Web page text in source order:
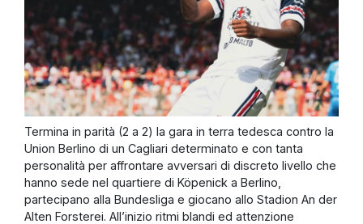
Termina in parità (2 a 2) la gara in terra tedesca contro la
Union Berlino di un Cagliari determinato e con tanta
personalità per affrontare avversari di discreto livello che
hanno sede nel quartiere di Köpenick a Berlino,
partecipano alla Bundesliga e giocano allo Stadion An der
Alten Forsterei. All’inizio ritmi blandi ed attenzione